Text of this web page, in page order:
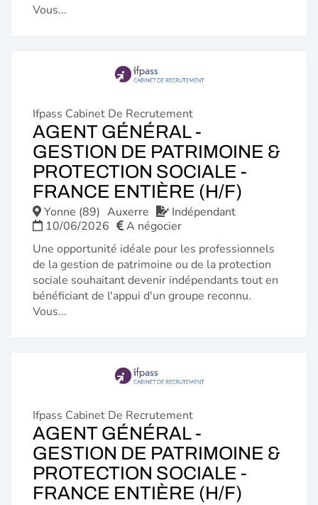
Vous...
Ifpass Cabinet De Recrutement
AGENT GÉNÉRAL -
GESTION DE PATRIMOINE &
PROTECTION SOCIALE -
FRANCE ENTIÈRE (H/F)
Yonne (89) Auxerre
Indépendant
10/06/2026
A négocier
Une opportunité idéale pour les professionnels
de la gestion de patrimoine ou de la protection
sociale souhaitant devenir indépendants tout en
bénéficiant de l'appui d'un groupe reconnu.
Vous...
Ifpass Cabinet De Recrutement
AGENT GÉNÉRAL -
GESTION DE PATRIMOINE &
PROTECTION SOCIALE -
FRANCE ENTIÈRE (H/F)